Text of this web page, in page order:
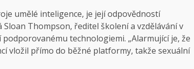
umělé inteligence, je její odpovědností
Thompson, ředitel školení a vzdělávání v
technologiemi. „Alarmující je, že
vložil přímo do běžné platformy, takže sexuální